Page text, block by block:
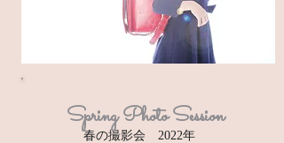
春の撮影会 2022年
Spring Photo Session